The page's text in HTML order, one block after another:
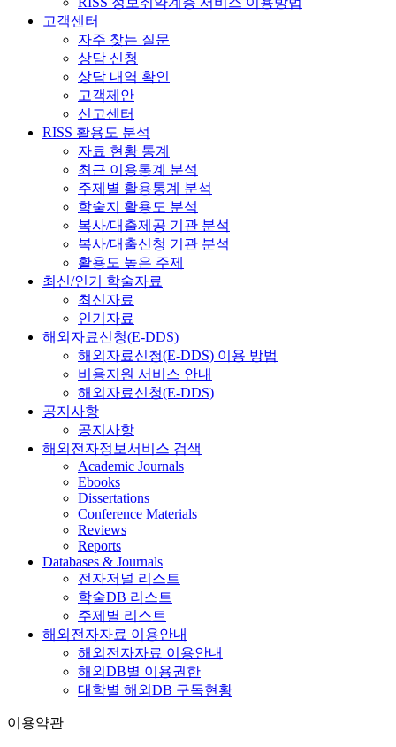
고객센터
자주 찾는 질문
상담 신청
상담 내역 확인
고객제안
신고센터
RISS 활용도 분석
자료 현황 통계
최근 이용통계 분석
주제별 활용통계 분석
학술지 활용도 분석
복사/대출제공 기관 분석
복사/대출신청 기관 분석
활용도 높은 주제
최신/인기 학술자료
최신자료
인기자료
해외자료신청(E-DDS)
해외자료신청(E-DDS) 이용 방법
비용지원 서비스 안내
해외자료신청(E-DDS)
공지사항
공지사항
해외전자정보서비스 검색
Academic Journals
Ebooks
Dissertations
Conference Materials
Reviews
Reports
Databases & Journals
전자저널 리스트
학술DB 리스트
주제별 리스트
해외전자자료 이용안내
해외전자자료 이용안내
해외DB별 이용권한
대학별 해외DB 구독현황
이용약관